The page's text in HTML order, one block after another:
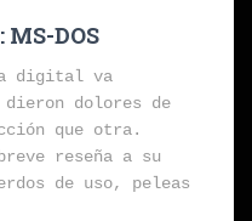
DOS
digital va
dieron dolores de
que otra.
breve reseña a su
de uso, peleas